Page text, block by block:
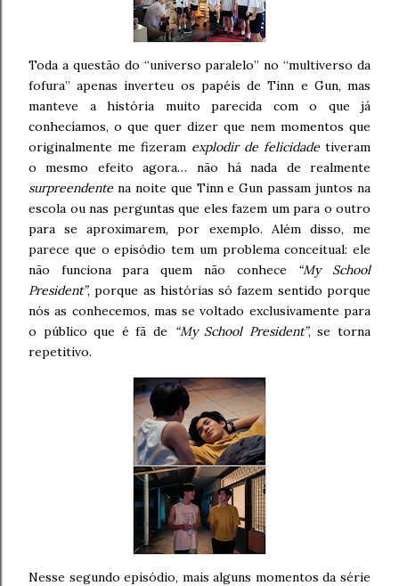
Toda a questão do “universo paralelo” no “multiverso da
fofura” apenas inverteu os papéis de Tinn e Gun, mas
manteve a história muito parecida com o que já
conhecíamos, o que quer dizer que nem momentos que
originalmente me fizeram explodir de felicidade tiveram
o mesmo efeito agora… não há nada de realmente
surpreendente na noite que Tinn e Gun passam juntos na
escola ou nas perguntas que eles fazem um para o outro
para se aproximarem, por exemplo. Além disso, me
parece que o episódio tem um problema conceitual: ele
não funciona para quem não conhece “My School
President”, porque as histórias só fazem sentido porque
nós as conhecemos, mas se voltado exclusivamente para
o público que é fã de “My School President”, se torna
repetitivo.
Nesse segundo episódio, mais alguns momentos da série